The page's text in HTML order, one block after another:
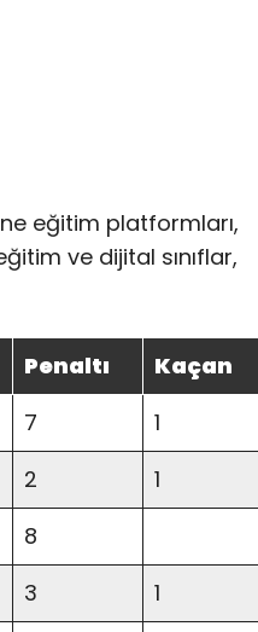
eğitim platformları,
ve dijital sınıflar,
Penaltı
Kaçan
7
1
2
1
8
3
1